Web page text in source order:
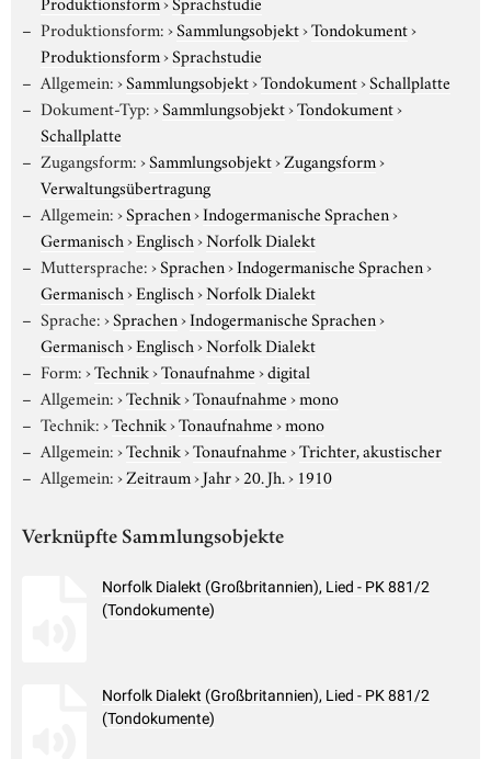
Produktionsform:›Sammlungsobjekt›Tondokument›
Produktionsform›Sprachstudie
Allgemein:›Sammlungsobjekt›Tondokument›Schallplatte
Dokument-Typ:›Sammlungsobjekt›Tondokument›
Schallplatte
Zugangsform:›Sammlungsobjekt›Zugangsform›
Verwaltungsübertragung
Allgemein:›Sprachen›Indogermanische Sprachen›
Germanisch›Englisch›Norfolk Dialekt
Muttersprache:›Sprachen›Indogermanische Sprachen›
Germanisch›Englisch›Norfolk Dialekt
Sprache:›Sprachen›Indogermanische Sprachen›
Germanisch›Englisch›Norfolk Dialekt
Form:›Technik›Tonaufnahme›digital
Allgemein:›Technik›Tonaufnahme›mono
Technik:›Technik›Tonaufnahme›mono
Allgemein:›Technik›Tonaufnahme›Trichter, akustischer
Allgemein:›Zeitraum›Jahr›20. Jh.› 1910
Verknüpfte Sammlungsobjekte
Norfolk Dialekt (Großbritannien), Lied - PK 881/2
(Tondokumente)
Norfolk Dialekt (Großbritannien), Lied - PK 881/2
(Tondokumente)